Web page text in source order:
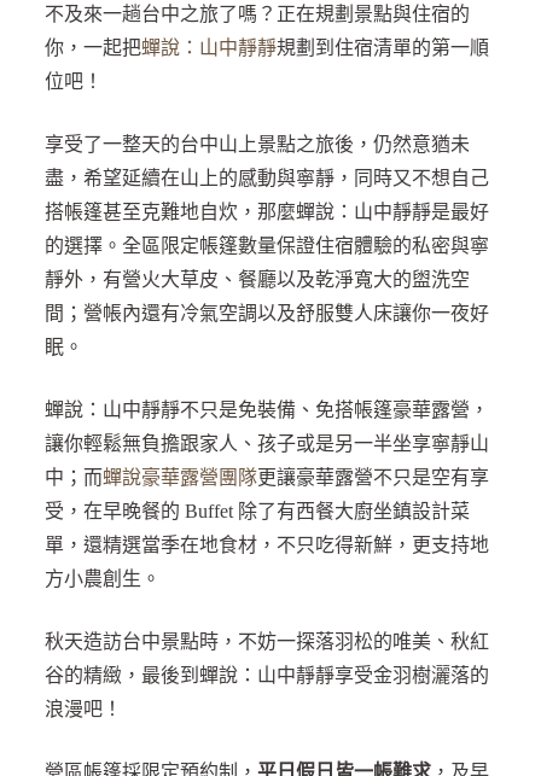
不及來一趟台中之旅了嗎？正在規劃景點與住宿的
你，一起把蟬說：山中靜靜規劃到住宿清單的第一順
位吧！
享受了一整天的台中山上景點之旅後，仍然意猶未
盡，希望延續在山上的感動與寧靜，同時又不想自己
搭帳篷甚至克難地自炊，那麼蟬說：山中靜靜是最好
的選擇。全區限定帳篷數量保證住宿體驗的私密與寧
靜外，有營火大草皮、餐廳以及乾淨寬大的盥洗空
間；營帳內還有冷氣空調以及舒服雙人床讓你一夜好
眠。
蟬說：山中靜靜不只是免裝備、免搭帳篷豪華露營，
讓你輕鬆無負擔跟家人、孩子或是另一半坐享寧靜山
中；而蟬說豪華露營團隊更讓豪華露營不只是空有享
受，在早晚餐的 Buffet 除了有西餐大廚坐鎮設計菜
單，還精選當季在地食材，不只吃得新鮮，更支持地
方小農創生。
秋天造訪台中景點時，不妨一探落羽松的唯美、秋紅
谷的精緻，最後到蟬說：山中靜靜享受金羽樹灑落的
浪漫吧！